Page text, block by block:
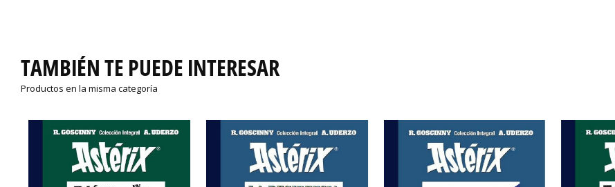
TAMBIÉN TE PUEDE INTERESAR
Productos en la misma categoría